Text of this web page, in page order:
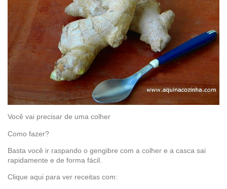
Você vai precisar de uma colher
Como fazer?
Basta você ir raspando o gengibre com a colher e a casca sai
rapidamente e de forma fácil.
Clique aqui para ver receitas com: